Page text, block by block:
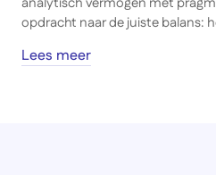
opdracht naar de juiste balans:
vraagstukken naar hanteerbare
Lees meer